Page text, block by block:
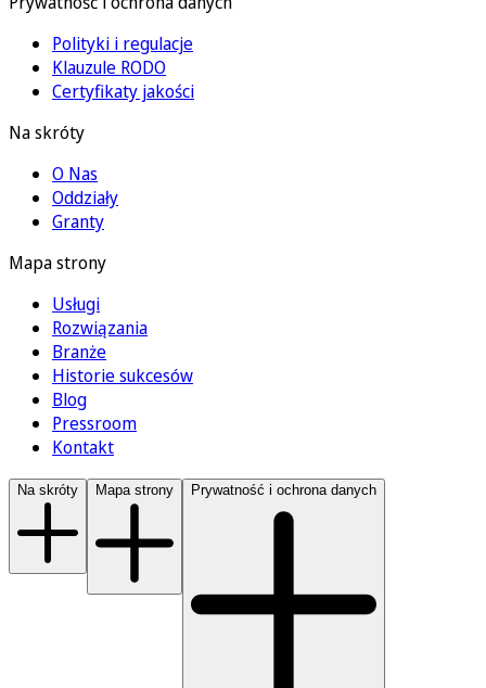
Polityki i regulacje
Klauzule RODO
Certyfikaty jakości
Na skróty
O Nas
Oddziały
Granty
Mapa strony
Usługi
Rozwiązania
Branże
Historie sukcesów
Blog
Pressroom
Kontakt
Na skróty Mapa strony Prywatność i ochrona danych